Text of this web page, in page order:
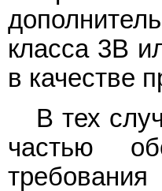
класса 3B
в качестве
В тех
частью